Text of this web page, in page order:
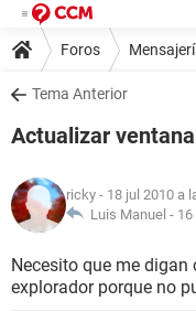
Foros
Tema Anterior
Actualizar ventana
ricky - 18 jul 2010 a
Luis Manuel -
Necesito que me
explorador porque no